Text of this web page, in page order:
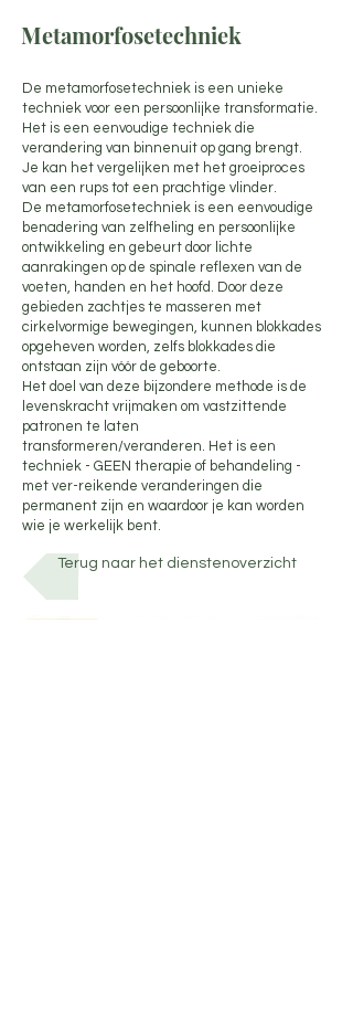
Metamorfosetechniek
De metamorfosetechniek is een unieke
techniek voor een persoonlijke transformatie.
Het is een eenvoudige techniek die
verandering van binnenuit op gang brengt.
Je kan het vergelijken met het groeiproces
van een rups tot een prachtige vlinder.
De metamorfosetechniek is een eenvoudige
benadering van zelfheling en persoonlijke
ontwikkeling en gebeurt door lichte
aanrakingen op de spinale reflexen van de
voeten, handen en het hoofd. Door deze
gebieden zachtjes te masseren met
cirkelvormige bewegingen, kunnen blokkades
opgeheven worden, zelfs blokkades die
ontstaan zijn vóór de geboorte.
Het doel van deze bijzondere methode is de
levenskracht vrijmaken om vastzittende
patronen te laten
transformeren/veranderen. Het is een
techniek - GEEN therapie of behandeling -
met ver-reikende veranderingen die
permanent zijn en waardoor je kan worden
wie je werkelijk bent.
Terug naar het dienstenoverzicht